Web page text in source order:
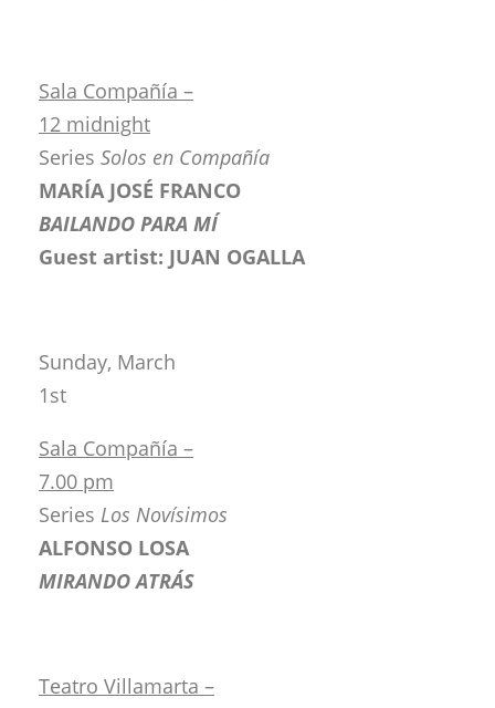
Sala Compañía –
12 midnight
Series Solos en Compañía
MARÍA JOSÉ FRANCO
BAILANDO PARA MÍ
Guest artist: JUAN OGALLA
Sunday, March
1st
Sala Compañía –
7.00 pm
Series Los Novísimos
ALFONSO LOSA
MIRANDO ATRÁS
Teatro Villamarta –